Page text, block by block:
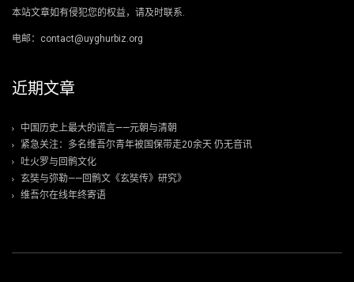
本站文章如有侵犯您的权益，请及时联系.
电邮：contact@uyghurbiz.org
近期文章
中国历史上最大的谎言——元朝与清朝
紧急关注：多名维吾尔青年被国保带走20余天 仍无音讯
吐火罗与回鹘文化
玄奘与弥勒——回鹘文《玄奘传》研究》
维吾尔在线年终寄语